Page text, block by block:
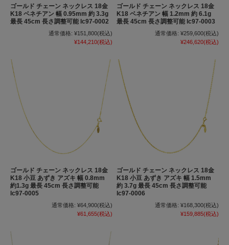
ゴールド チェーン ネックレス 18金
K18 ベネチアン 幅 0.95mm 約 3.3g
最長 45cm 長さ調整可能 lc97-0002
通常価格: ¥151,800(税込)
¥144,210(税込)
ゴールド チェーン ネックレス 18金
K18 ベネチアン 幅 1.2mm 約 6.1g
最長 45cm 長さ調整可能 lc97-0003
通常価格: ¥259,600(税込)
¥246,620(税込)
ゴールド チェーン ネックレス 18金
K18 小豆 あずき アズキ 幅 0.8mm
約1.3g 最長 45cm 長さ調整可能
lc97-0005
通常価格: ¥64,900(税込)
¥61,655(税込)
ゴールド チェーン ネックレス 18金
K18 小豆 あずき アズキ 幅 1.5mm
約 3.7g 最長 45cm 長さ調整可能
lc97-0006
通常価格: ¥168,300(税込)
¥159,885(税込)